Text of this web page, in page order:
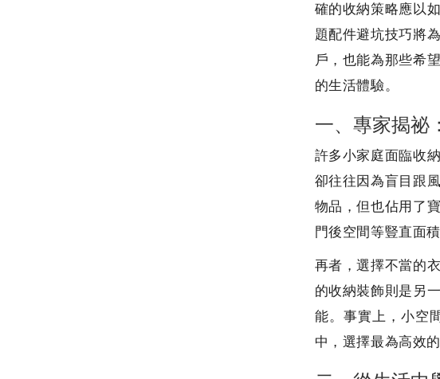
確的收納策略應以
題配件避坑技巧將
戶，也能為那些希
的生活體驗。
一、專家揭祕
許多小家庭面臨收
卻往往因為盲目跟
物品，但也佔用了
門後空間等豎直面
再者，選擇不當的
的收納裝飾則是另
能。事實上，小空
中，選擇最為高效